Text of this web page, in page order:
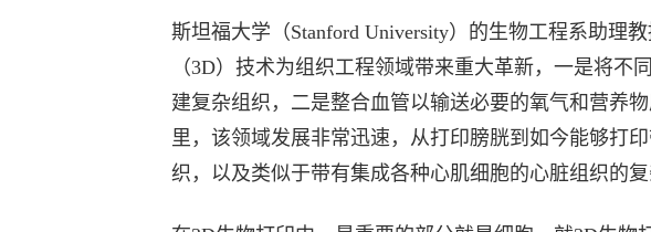
斯坦福大学（Stanford University）的生物工程系助理
（3D）技术为组织工程领域带来重大革新，一是将不
建复杂组织，二是整合血管以输送必要的氧气和营养
里，该领域发展非常迅速，从打印膀胱到如今能够打
织，以及类似于带有集成各种心肌细胞的心脏组织的